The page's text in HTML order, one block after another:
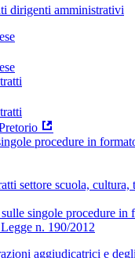
dirigenti amministrativi
procedure in
settore scuola, cultura,
singole procedure in
n. 190/2012
aggiudicatrici e